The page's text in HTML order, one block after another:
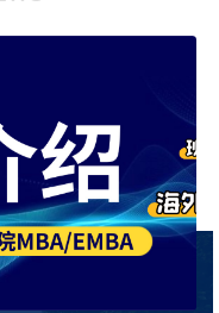
智能整合实践项